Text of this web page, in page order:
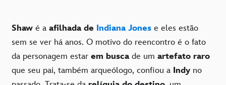
Shaw é a afilhada de Indiana Jones e eles estão
sem se ver há anos. O motivo do reencontro é o fato
da personagem estar em buscade um artefato raro
que seu pai, também arqueólogo, confiou a Indy no